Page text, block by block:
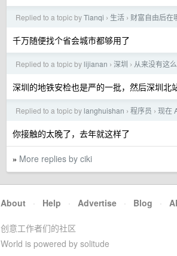
Replied to a topic byTianqi › 生活 › 财富自由后在
千万随便找个省会城市都够用了
Replied to a topic by lijianan › 深圳 › 从来没有这
深圳的地铁安检也是严的一批，然后深圳
Replied to a topic by langhuishan › 程序员 › 现在
你接触的太晚了，去年就这样了
» More replies by ciki
About · Help · Advertise · Blog ·
创意工作者们的社区
World is powered by solitude